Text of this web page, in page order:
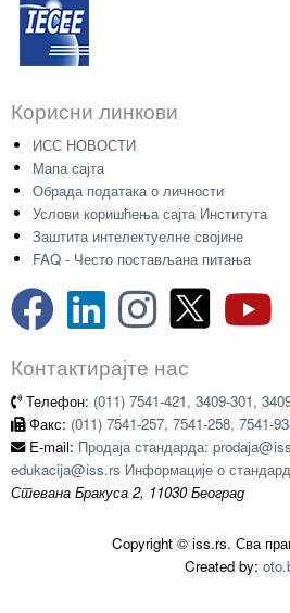
Корисни линкови
ИСС НОВОСТИ
Мапа сајта
Обрада података о личности
Услови коришћења сајта Института
Заштита интелектуелне својине
FAQ - Често постављана питања
Контактирајте нас
Телефон: (011) 7541-421, 3409-301,
Факс: (011) 7541-257, 7541-258, 7541-
E-mail: Продаја стандарда:
edukacija@iss.rs Информације о
Стевана Бракуса 2, 11030 Београд
Copyright © iss.rs. Сва
Created by: